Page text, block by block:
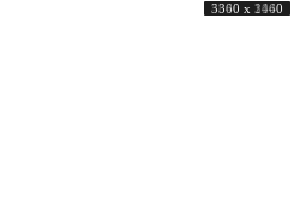
3840 x 2160
4878 x 3364
3840 x 2160
7680 x 4320
3840 x 2160
4950 x 3500
4096 x 2160
3840 x 2160
5300 x 3060
3360 x 1440